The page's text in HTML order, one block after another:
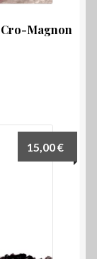
Cro-Magnon
15,00€